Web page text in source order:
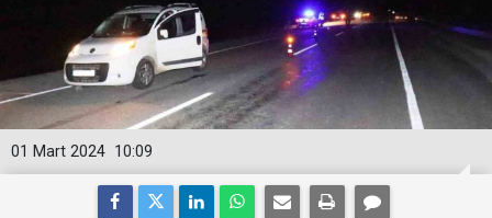
10:09
01 Mart 2024